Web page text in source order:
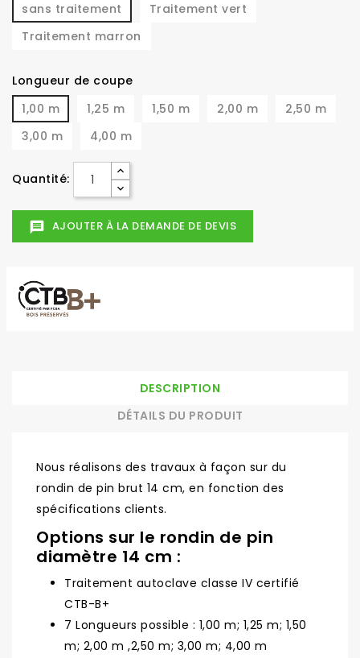
sans traitement
Traitement vert
Traitement marron
Longueur de coupe
1,00 m
1,25 m 1,50 m 2,00 m
2,50 m
3,00 m
4,00 m
Quantité:
message AJOUTER À LA DEMANDE DE DEVIS
DESCRIPTION
DÉTAILS DU PRODUIT
Nous réalisons des travaux à façon sur du
rondin de pin brut 14 cm, en fonction des
spécifications clients.
Options sur le rondin de pin
diamètre 14 cm :
Traitement autoclave classe IV certifié
CTB-B+
7 Longueurs possible : 1,00 m; 1,25 m; 1,50
m; 2,00 m ,2,50 m; 3,00 m; 4,00 m